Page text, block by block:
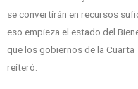
se convertirán en recursos
eso empieza el estado del
que los gobiernos de la Cuarta
reiteró.